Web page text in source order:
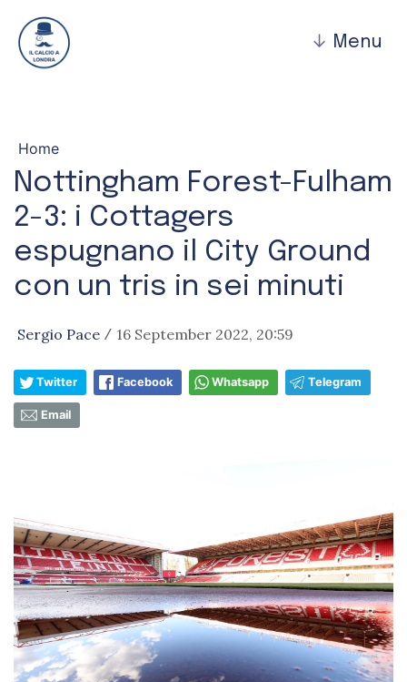
↓ Menu
Home
Nottingham Forest-Fulham
2-3: i Cottagers
espugnano il City Ground
con un tris in sei minuti
Sergio Pace / 16 September 2022, 20:59
Twitter Facebook Whatsapp Telegram
Email